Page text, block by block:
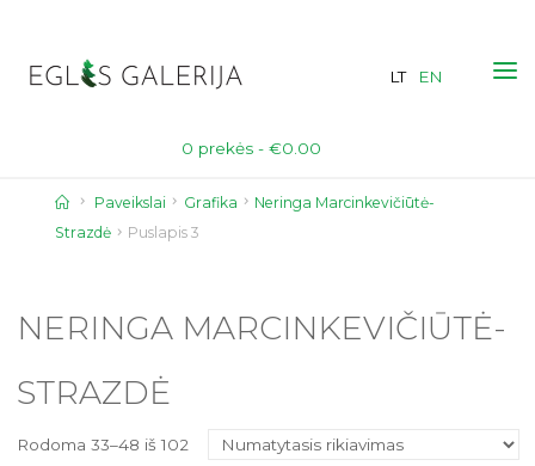
content
0 prekės - €0.00
LT EN
Home
Paveikslai Grafika
Neringa Marcinkevičiūtė-
Strazdė
Puslapis 3
NERINGA MARCINKEVIČIŪTĖ-
STRAZDĖ
Rodoma 33–48 iš 102